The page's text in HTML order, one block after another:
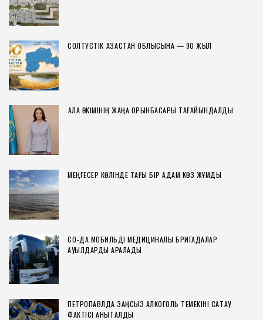
СОЛТҮСТІК ҚАЗАҚСТАН ОБЛЫСЫНА — 90 ЖЫЛ
ҚАЛА ӘКІМІНІҢ ЖАҢА ОРЫНБАСАРЫ ТАҒАЙЫНДАЛДЫ
МЕҢГЕСЕР КӨЛІНДЕ ТАҒЫ БІР АДАМ КӨЗ ЖҰМДЫ
СҚО-ДА МОБИЛЬДІ МЕДИЦИНАЛЫҚ БРИГАДАЛАР
АУЫЛДАРДЫ АРАЛАДЫ
ПЕТРОПАВЛДА ЗАҢСЫЗ АЛКОГОЛЬ ТЕМЕКІНІ САҚТАУ
ФАКТІСІ АНЫҚТАЛДЫ